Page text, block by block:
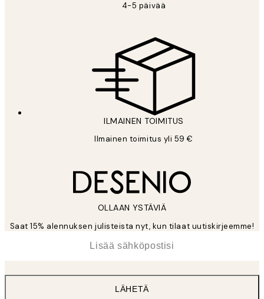
4-5 päivää
ILMAINEN TOIMITUS
Ilmainen toimitus yli 59 €
OLLAAN YSTÄVIÄ
Saat 15% alennuksen julisteista nyt, kun tilaat uutiskirjeemme!
LÄHETÄ